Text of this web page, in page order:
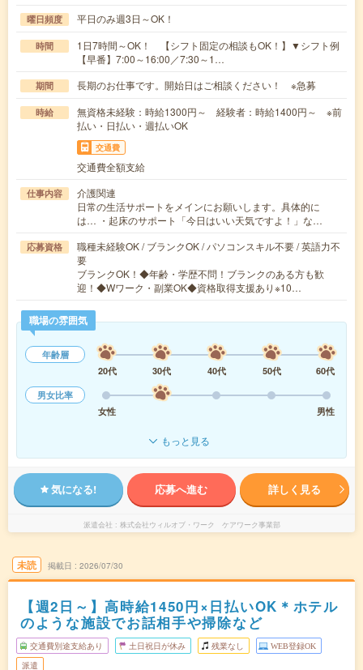
曜日頻度 平日のみ週3日～OK！
時間
1日7時間～OK！ 【シフト固定の相談もOK！】▼シフト例
【早番】7:00～16:00／7:30～1…
期間 長期のお仕事です。開始日はご相談ください！ ※急募
時給
無資格未経験：時給1300円～ 経験者：時給1400円～ ※前
払い・日払い・週払いOK
交通費
交通費全額支給
仕事内容
介護関連
日常の生活サポートをメインにお願いします。具体的に
は… ・起床のサポート「今日はいい天気ですよ！」な…
応募資格
職種未経験OK / ブランクOK / パソコンスキル不要 / 英語力不
要
ブランクOK！◆年齢・学歴不問！ブランクのある方も歓
迎！◆Wワーク・副業OK◆資格取得支援あり※10…
職場の雰囲気
年齢層
20代
30代 40代 50代
60代
男女比率
女性
男性
もっと見る
気になる! 応募へ進む 詳しく見る
派遣会社 株式会社ウィルオブ・ワーク ケアワーク事業部
未読 掲載日 2026/07/30
【週2日～】高時給1450円×日払いOK＊ホテル
のような施設でお話相手や掃除など
交通費別途支給あり 土日祝日が休み 残業なし WEB登録OK
派遣